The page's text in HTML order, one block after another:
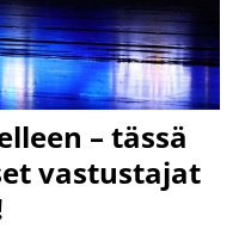
– tässä
vastustajat